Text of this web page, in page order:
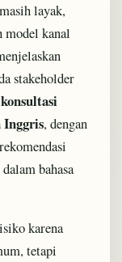
layak,
model kanal
stakeholder
Inggris, dengan
bahasa
karena
tetapi